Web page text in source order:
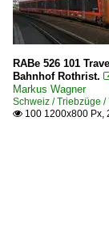
RABe 526 101
Bahnhof Rothrist.
Markus Wagner
Schweiz /
 100 1200x800 Px,